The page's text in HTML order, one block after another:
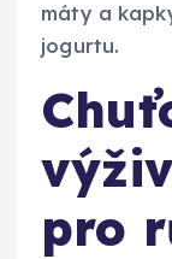
máty a
jogurtu.
pro